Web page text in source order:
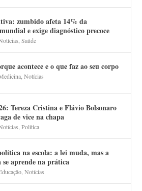
zumbido afeta 14% da
e exige diagnóstico precoce
,Saúde
acontece e o que faz ao seu corpo
,Notícias
Tereza Cristina e Flávio Bolsonaro
de vice na chapa
,Política
na escola: a lei muda, mas a
se aprende na prática
,Notícias